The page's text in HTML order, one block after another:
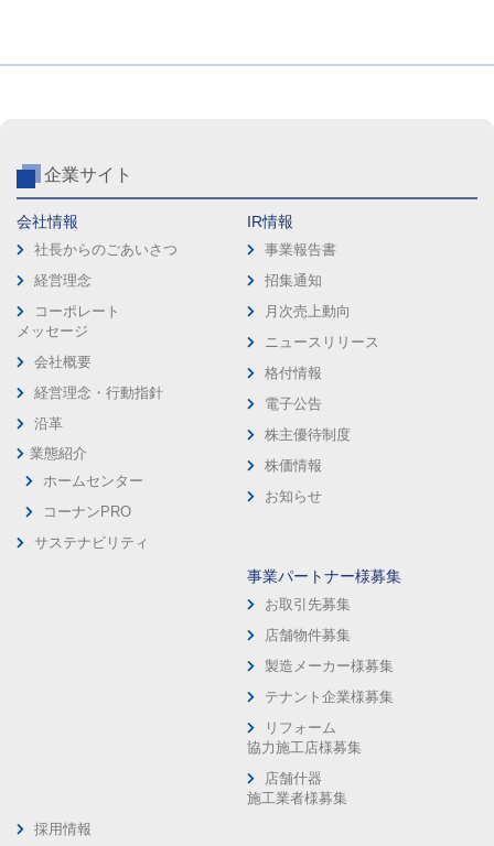
企業サイト
会社情報
社長からのごあいさつ
経営理念
コーポレート
メッセージ
会社概要
経営理念・行動指針
沿革
業態紹介
ホームセンター
コーナンPRO
サステナビリティ
IR情報
事業報告書
招集通知
月次売上動向
ニュースリリース
格付情報
電子公告
株主優待制度
株価情報
お知らせ
事業パートナー様募集
お取引先募集
店舗物件募集
製造メーカー様募集
テナント企業様募集
リフォーム
協力施工店様募集
店舗什器
施工業者様募集
採用情報